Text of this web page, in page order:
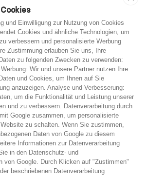
إذا لم تكن متأكدًا، يمكنك الحصول على
وقف
والنصائح والحيل المتعلقة بموضوع حماية
إلى المستهلك ويمكن أيضًا إكمال الاستبيان
und Einwilligung zur Nutzung von Cookies
Cookies und ähnliche Technologien, um
verbessern und personalisierte Werbung
Zustimmung erlauben Sie uns, Ihre
zu folgenden Zwecken zu verwenden:
Wir und unsere Partner nutzen Ihre
und Cookies, um Ihnen auf Sie
anzuzeigen. Analyse und Verbesserung:
um die Funktionalität und Leistung unserer
und zu verbessern. Datenverarbeitung durch
Google zusammen, um personalisierte
zu schalten. Wenn Sie zustimmen,
Daten von Google zu diesem
Informationen zur Datenverarbeitung
in den Datenschutz- und
von Google. Durch Klicken auf "Zustimmen"
beschriebenen Datenverarbeitung